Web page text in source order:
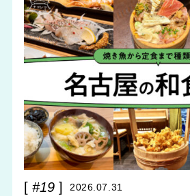
#19 2026.07.31